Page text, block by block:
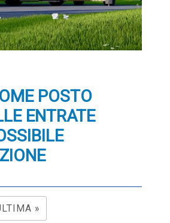
POSTO
ENTRATE
»